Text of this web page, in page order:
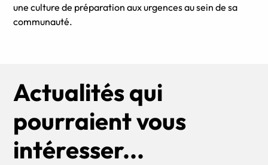
une culture de préparation aux urgences au sein de sa
communauté.
Actualités qui
pourraient vous
intéresser...